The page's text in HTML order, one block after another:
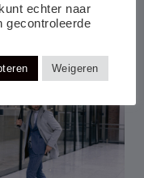
echter naar
gecontroleerde
Weigeren